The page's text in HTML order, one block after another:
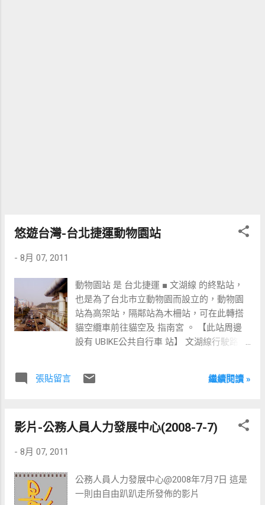
悠遊台灣-台北捷運動物園站
- 8月 07, 2011
動物園站 是 台北捷運 ■ 文湖線 的終點站，
也是為了台北市立動物園而設立的，動物園
站為高架站，隔鄰站為木柵站，可在此轉搭
貓空纜車前往貓空及 指南宮 。 【此站周邊
設有 UBIKE公共自行車 站】 文湖線行駛路線
站 ] - [ 科技大樓站 ] - [ 大安站 ] - [ 忠孝復興
- [ 港墘站 ] - [ 文德站 ] - [ 內湖站 ] - [ 大湖公
張貼留言 繼續閱讀 »
影片-公務人員人力發展中心(2008-7-7)
- 8月 07, 2011
公務人員人力發展中心@2008年7月7日 這是
一則由自由趴趴走所發佈的影片